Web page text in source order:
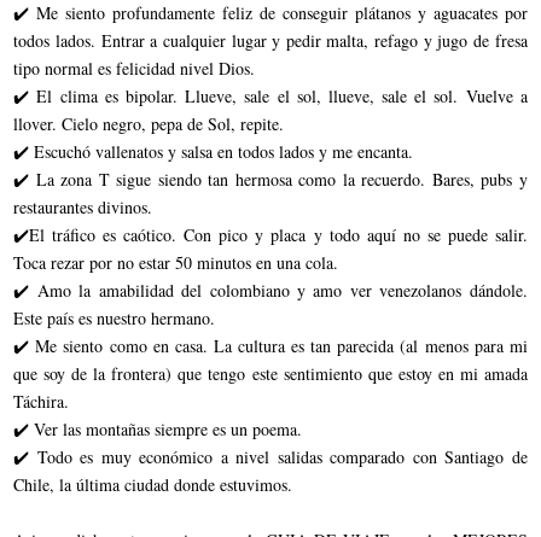
✔️ Me siento profundamente feliz de conseguir plátanos y aguacates por
todos lados. Entrar a cualquier lugar y pedir malta, refago y jugo de fresa
tipo normal es felicidad nivel Dios.
✔️ El clima es bipolar. Llueve, sale el sol, llueve, sale el sol. Vuelve a
llover. Cielo negro, pepa de Sol, repite.
✔️ Escuchó vallenatos y salsa en todos lados y me encanta.
✔️ La zona T sigue siendo tan hermosa como la recuerdo. Bares, pubs y
restaurantes divinos.
✔️El tráfico es caótico. Con pico y placa y todo aquí no se puede salir.
Toca rezar por no estar 50 minutos en una cola.
✔️ Amo la amabilidad del colombiano y amo ver venezolanos dándole.
Este país es nuestro hermano.
✔️ Me siento como en casa. La cultura es tan parecida (al menos para mi
que soy de la frontera) que tengo este sentimiento que estoy en mi amada
Táchira.
✔️ Ver las montañas siempre es un poema.
✔️ Todo es muy económico a nivel salidas comparado con Santiago de
Chile, la última ciudad donde estuvimos.